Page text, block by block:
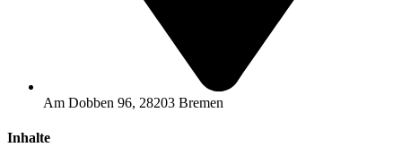
Am Dobben 96, 28203 Bremen
Inhalte